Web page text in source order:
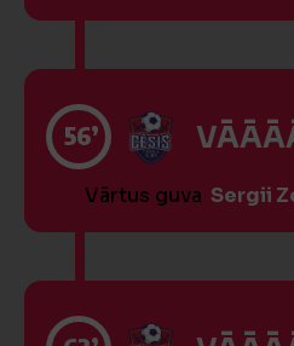
56’
Vārtus guva Sergii